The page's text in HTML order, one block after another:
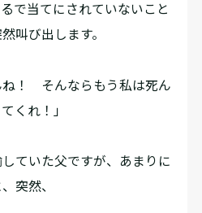
で当てにされていないこと
叫び出します。
ね！ そんならもう私は死ん
くれ！」
ていた父ですが、あまりに
突然、